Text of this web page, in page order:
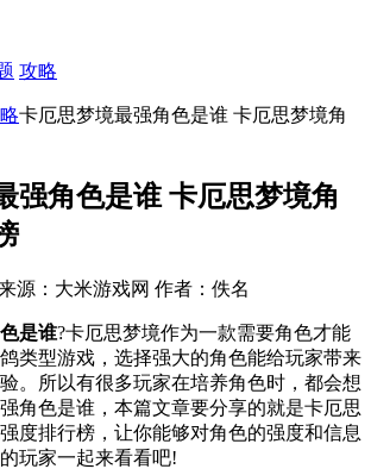
攻略
卡厄思梦境最强角色是谁 卡厄思梦境角
强角色是谁 卡厄思梦境角
源：大米游戏网 作者：佚名
是谁?卡厄思梦境作为一款需要角色才能
类型游戏，选择强大的角色能给玩家带来
。所以有很多玩家在培养角色时，都会想
角色是谁，本篇文章要分享的就是卡厄思
度排行榜，让你能够对角色的强度和信息
玩家一起来看看吧!